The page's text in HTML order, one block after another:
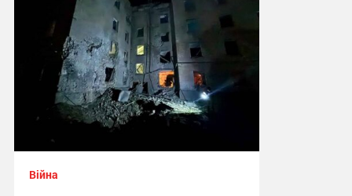
Війна